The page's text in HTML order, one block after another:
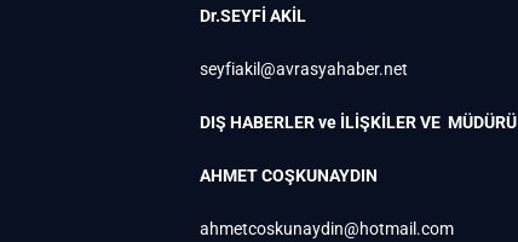
Dr.SEYFİ AKİL
seyfiakil@avrasyahaber.net
DIŞ HABERLER ve İLİŞKİLER VE MÜDÜRÜ
AHMET COŞKUNAYDIN
ahmetcoskunaydin@hotmail.com